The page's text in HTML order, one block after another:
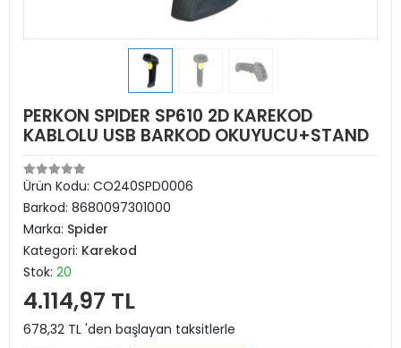
PERKON SPIDER SP610 2D KAREKOD
KABLOLU USB BARKOD OKUYUCU+STAND
Ürün Kodu: CO240SPD0006
Barkod: 8680097301000
Marka: Spider
Kategori: Karekod
Stok: 20
4.114,97 TL
678,32 TL 'den başlayan taksitlerle